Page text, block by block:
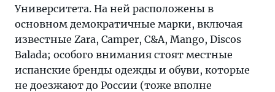
Университета. На ней расположены в
основном демократичные марки, включая
известные Zara, Camper, С&A, Mango, Discos
Balada; особого внимания стоят местные
испанские бренды одежды и обуви, которые
не доезжают до России (тоже вполне